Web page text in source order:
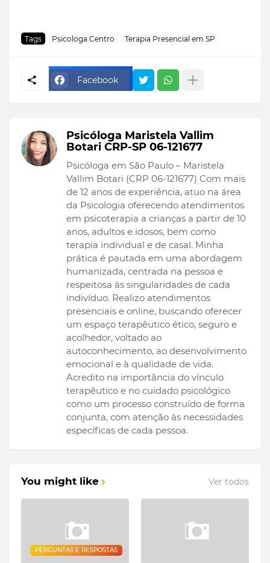
Tags Psicologa Centro Terapia Presencial em SP
Facebook
Psicóloga Maristela Vallim
Botari CRP-SP 06-121677
Psicóloga em São Paulo – Maristela
Vallim Botari (CRP 06-121677) Com mais
de 12 anos de experiência, atuo na área
da Psicologia oferecendo atendimentos
em psicoterapia a crianças a partir de 10
anos, adultos e idosos, bem como
terapia individual e de casal. Minha
prática é pautada em uma abordagem
humanizada, centrada na pessoa e
respeitosa às singularidades de cada
indivíduo. Realizo atendimentos
presenciais e online, buscando oferecer
um espaço terapêutico ético, seguro e
acolhedor, voltado ao
autoconhecimento, ao desenvolvimento
emocional e à qualidade de vida.
Acredito na importância do vínculo
terapêutico e no cuidado psicológico
como um processo construído de forma
conjunta, com atenção às necessidades
específicas de cada pessoa.
You might like Ver todos
PERGUNTAS E RESPOSTAS